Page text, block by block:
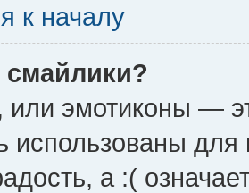
к началу
смайлики?
эмотиконы —
использованы
а :(